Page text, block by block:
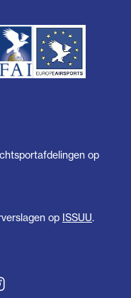
op
op ISSUU.